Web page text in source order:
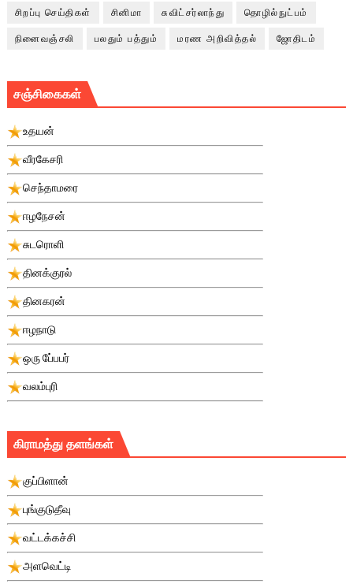
சிறப்பு செய்திகள் சினிமா சுவிட்சர்லாந்து தொழில்நுட்பம்
நினைவஞ்சலி பலதும் பத்தும் மரண அறிவித்தல் ஜோதிடம்
சஞ்சிகைகள்
உதயன்
வீரகேசரி
செந்தாமரை
ஈழநேசன்
சுடரொளி
தினக்குரல்
தினகரன்
ஈழநாடு
ஒரு பே்பபர்
வலம்புரி
கிராமத்து தளங்கள்
குப்பிளான்
புங்குடுதீவு
வட்டக்கச்சி
அளவெட்டி